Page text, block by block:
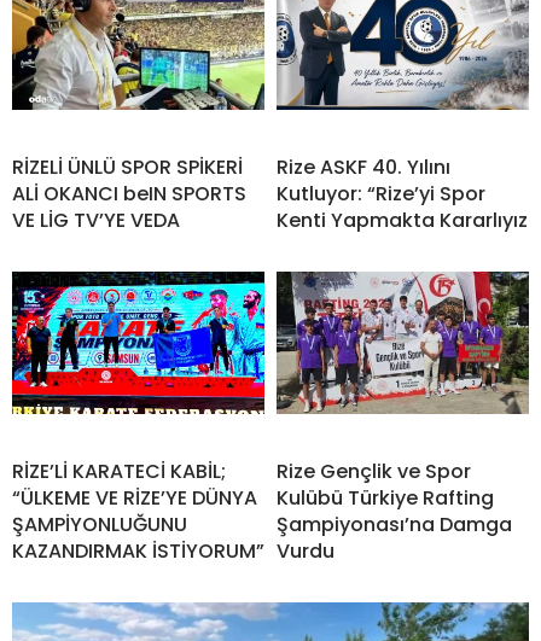
RİZELİ ÜNLÜ SPOR SPİKERİ
ALİ OKANCI beIN SPORTS
VE LİG TV’YE VEDA
Rize ASKF 40. Yılını
Kutluyor: “Rize’yi Spor
Kenti Yapmakta Kararlıyız
RİZE’Lİ KARATECİ KABİL;
“ÜLKEME VE RİZE’YE DÜNYA
ŞAMPİYONLUĞUNU
KAZANDIRMAK İSTİYORUM”
Rize Gençlik ve Spor
Kulübü Türkiye Rafting
Şampiyonası’na Damga
Vurdu